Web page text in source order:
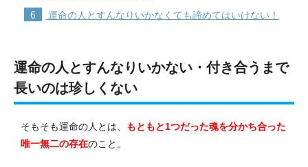
6 運命の人とすんなりいかなくても諦めてはいけない！
運命の人とすんなりいかない・付き合うまで
長いのは珍しくない
そもそも運命の人とは、
もともと1つだった魂を分かち合った
唯一無二の存在のこと。